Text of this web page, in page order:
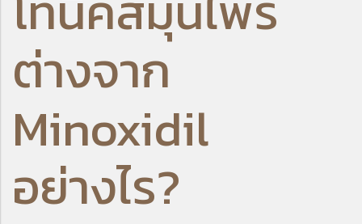
ต่างจาก
Minoxidil
อย่างไร?